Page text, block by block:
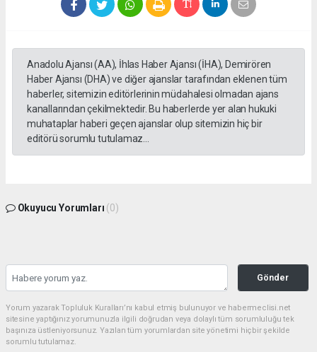
Anadolu Ajansı (AA), İhlas Haber Ajansı (İHA), Demirören
Haber Ajansı (DHA) ve diğer ajanslar tarafından eklenen tüm
haberler, sitemizin editörlerinin müdahalesi olmadan ajans
kanallarından çekilmektedir. Bu haberlerde yer alan hukuki
muhataplar haberi geçen ajanslar olup sitemizin hiç bir
editörü sorumlu tutulamaz...
Okuyucu Yorumları (0)
Gönder
Yorum yazarak Topluluk Kuralları’nı kabul etmiş bulunuyor ve habermeclisi.net
sitesine yaptığınız yorumunuzla ilgili doğrudan veya dolaylı tüm sorumluluğu tek
başınıza üstleniyorsunuz. Yazılan tüm yorumlardan site yönetimi hiçbir şekilde
sorumlu tutulamaz.